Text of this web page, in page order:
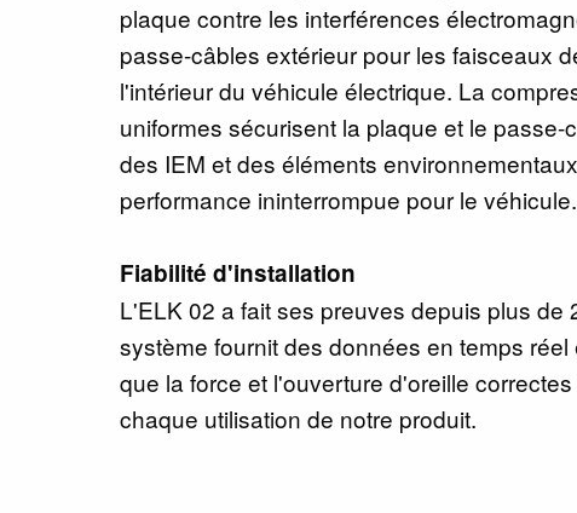
plaque contre les interférences
passe-câbles extérieur pour les faisceaux
l'intérieur du véhicule électrique. La
uniformes sécurisent la plaque et le
des IEM et des éléments
performance ininterrompue pour le véhicule.
Fiabilité d'installation
L'ELK 02 a fait ses preuves depuis plus de
système fournit des données en temps
que la force et l'ouverture d'oreille
chaque utilisation de notre produit.